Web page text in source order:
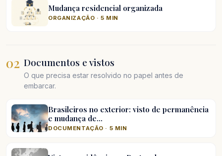
Mudança residencial organizada
ORGANIZAÇÃO · 5 MIN
02 Documentos e vistos
O que precisa estar resolvido no papel antes de
embarcar.
Brasileiros no exterior: visto de permanência
e mudança de…
DOCUMENTAÇÃO · 5 MIN